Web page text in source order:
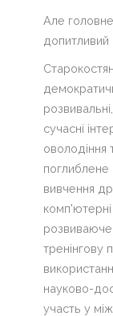
Але
допитливий
сучасні
оволодіння
поглиблене
вивчення
комп'ютерні
розвиваюче
тренінгову
науково-
участь у